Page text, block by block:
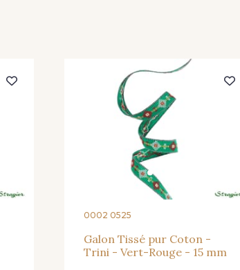
0002 0525
Galon Tissé pur Coton -
Trini - Vert-Rouge - 15 mm